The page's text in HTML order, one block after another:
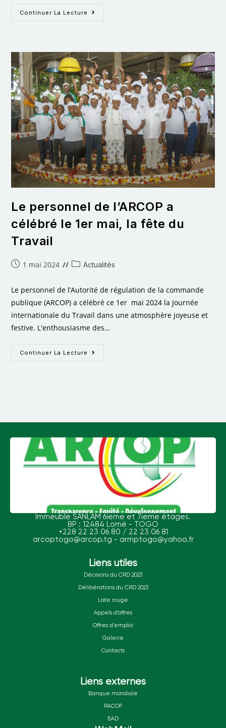
Continuer La Lecture
Le personnel de l’ARCOP a
célébré le 1er mai, la fête du
Travail
1 mai 2024 Actualités
Le personnel de l’Autorité de régulation de la commande
publique (ARCOP) a célébré ce 1er mai 2024 la Journée
internationale du Travail dans une atmosphère joyeuse et
festive. L'enthousiasme des…
Continuer La Lecture
Immeuble SANLAM 6ieme et 7ieme étages.
BP : 12484 Lomé - TOGO
+228 22 23 06 80 / 22 23 06 81
arcoptogo@arcop.tg - armptogo@yahoo.fr
Liens utiles
Décisions du CRD 2023
Délibérations du CRD 2023
Liste rouge
Appels d’offres
Offres d’emploi
Galerie
Contacts
Liens externes
Banque mondiale
RACOP
BAD